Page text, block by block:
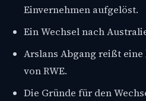
Einvernehmen aufgelöst.
Ein Wechsel nach
Arslans Abgang reißt
von RWE.
Die Gründe für den